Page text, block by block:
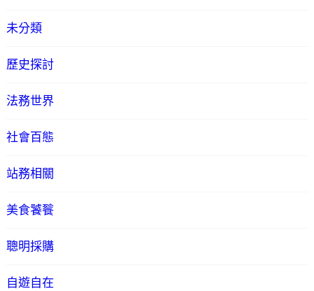
未分類
歷史探討
法務世界
社會百態
站務相關
美食饕餮
聰明採購
自遊自在